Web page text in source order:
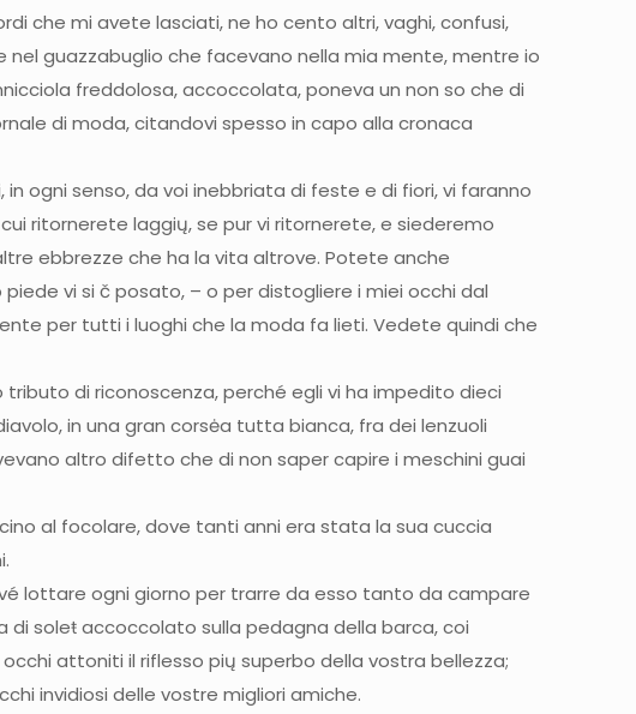
che mi avete lasciati, ne ho cento altri, vaghi, confusi,
guazzabuglio che facevano nella mia mente, mentre io
freddolosa, accoccolata, poneva un non so che di
di moda, citandovi spesso in capo alla cronaca
ogni senso, da voi inebbriata di feste e di fiori, vi faranno
ritornerete laggių, se pur vi ritornerete, e siederemo
ebbrezze che ha la vita altrove. Potete anche
vi si č posato, – o per distogliere i miei occhi dal
per tutti i luoghi che la moda fa lieti. Vedete quindi che
di riconoscenza, perché egli vi ha impedito dieci
in una gran corsėa tutta bianca, fra dei lenzuoli
altro difetto che di non saper capire i meschini guai
al focolare, dove tanti anni era stata la sua cuccia
lottare ogni giorno per trarre da esso tanto da campare
soleŧ accoccolato sulla pedagna della barca, coi
attoniti il riflesso pių superbo della vostra bellezza;
invidiosi delle vostre migliori amiche.